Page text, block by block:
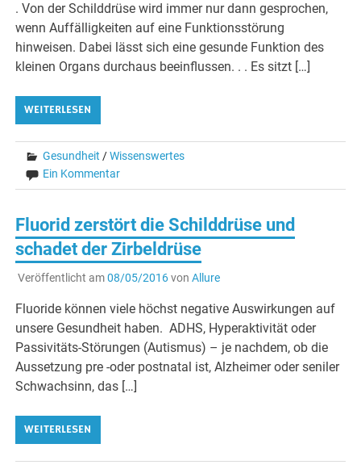
. Von der Schilddrüse wird immer nur dann gesprochen,
wenn Auffälligkeiten auf eine Funktionsstörung
hinweisen. Dabei lässt sich eine gesunde Funktion des
kleinen Organs durchaus beeinflussen. . . Es sitzt […]
WEITERLESEN
Gesundheit /Wissenswertes
Ein Kommentar
Fluorid zerstört die Schilddrüse und
schadet der Zirbeldrüse
Veröffentlicht am08/05/2016von Allure
Fluoride können viele höchst negative Auswirkungen auf
unsere Gesundheit haben. ADHS, Hyperaktivität oder
Passivitäts-Störungen (Autismus) – je nachdem, ob die
Aussetzung pre -oder postnatal ist, Alzheimer oder seniler
Schwachsinn, das […]
WEITERLESEN